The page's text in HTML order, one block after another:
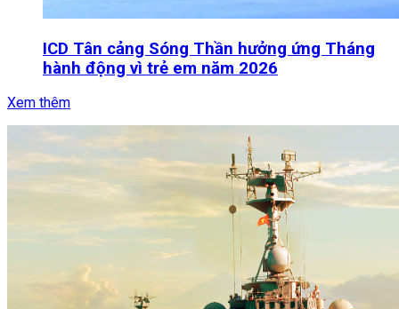
ICD Tân cảng Sóng Thần hưởng ứng Tháng
hành động vì trẻ em năm 2026
Xem thêm